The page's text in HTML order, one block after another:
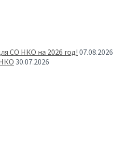
СО НКО на 2026 год! 07.08.2026
30.07.2026